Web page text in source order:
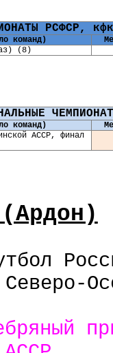
РСФСР,
команд)
(8)
команд)
АССР, финал
Северо-